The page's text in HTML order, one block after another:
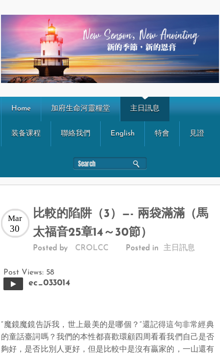
Home 加府生命河靈糧堂 主日訊息
装备课程 聯絡我們 English 特會 見證
比較的陷阱（3）—- 兩袋滿滿（馬
太福音25章14～30節）
Mar
30
Posted by CROLCC Posted in 主日訊息
Post Views: 58
ec_033014
“魔鏡魔鏡告訴我，世上最美的是哪個？”還記得這句非常經典
的童話臺詞嗎？我們的本性都喜歡環顧四周看看我們自己是否
夠好，是否比別人更好，但是比較中是沒有贏家的，一山還有